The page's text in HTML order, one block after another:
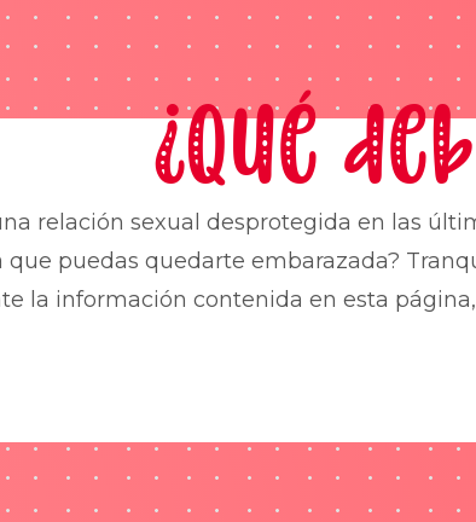
¿Qué
relación sexual desprotegida en las
que puedas quedarte embarazada?
la información contenida en esta